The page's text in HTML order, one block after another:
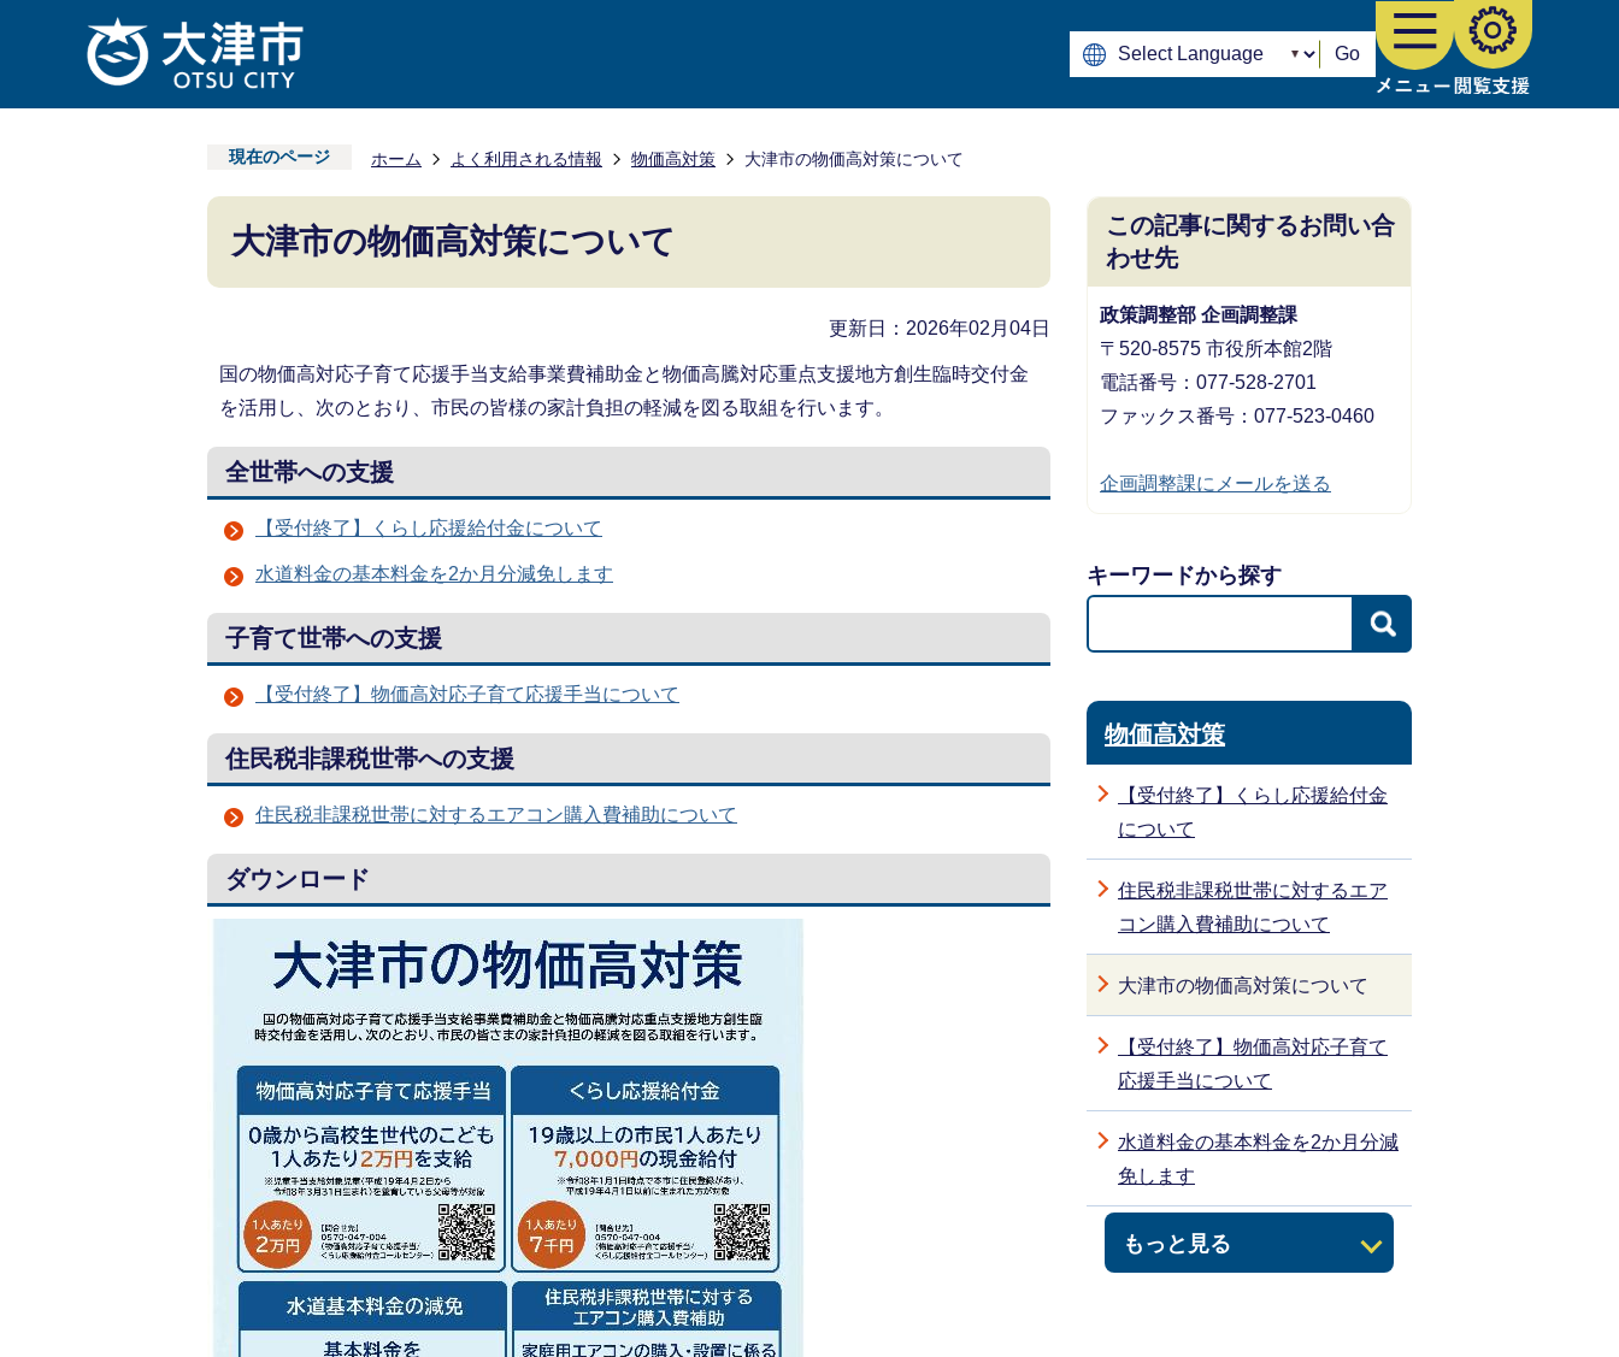
Go
現在のページ ホーム よく利用される情報 物価高対策 大津市の物価高対策について
大津市の物価高対策について
更新日：2026年02月04日
国の物価高対応子育て応援手当支給事業費補助金と物価高騰対応重点支援地方創生臨時交付金
を活用し、次のとおり、市民の皆様の家計負担の軽減を図る取組を行います。
全世帯への支援
【受付終了】くらし応援給付金について
水道料金の基本料金を2か月分減免します
子育て世帯への支援
【受付終了】物価高対応子育て応援手当について
住民税非課税世帯への支援
住民税非課税世帯に対するエアコン購入費補助について
ダウンロード
この記事に関するお問い合
わせ先
政策調整部 企画調整課
〒520-8575 市役所本館2階
電話番号：077-528-2701
ファックス番号：077-523-0460
企画調整課にメールを送る
キーワードから探す
物価高対策
【受付終了】くらし応援給付金
について
住民税非課税世帯に対するエア
コン購入費補助について
大津市の物価高対策について
もっと見る
【受付終了】物価高対応子育て
応援手当について
水道料金の基本料金を2か月分減
免します